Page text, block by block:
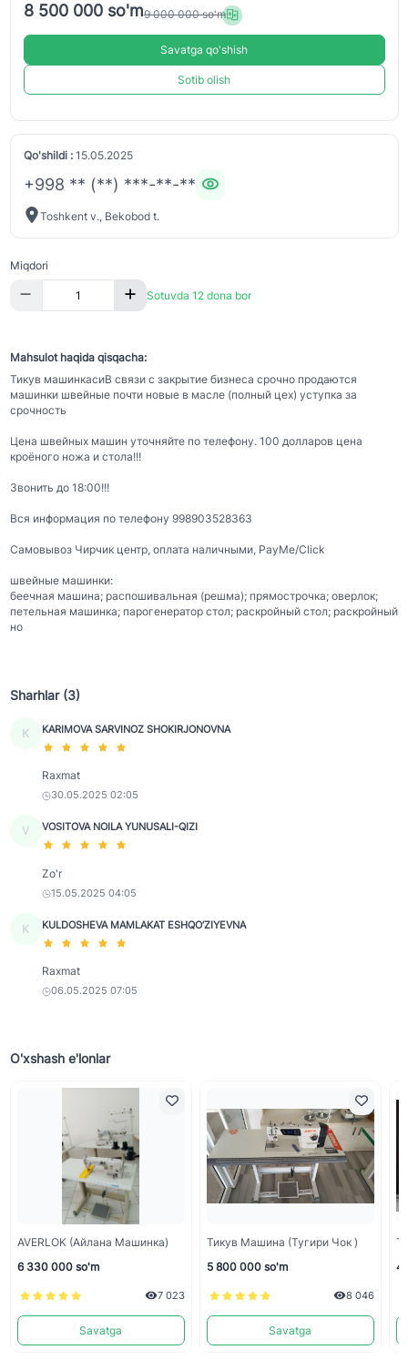
8 500 000 so'm9 000 000 so'm
Savatga qo'shish
Sotib olish
Qo'shildi :15.05.2025
+998 ** (**) ***-**-**
Toshkent v., Bekobod t.
Miqdori
Sotuvda 12 dona bor
Mahsulot haqida qisqacha:
Тикув машинкасиВ связи с закрытие бизнеса срочно продаются
машинки швейные почти новые в масле (полный цех) уступка за
срочность
Цена швейных машин уточняйте по телефону. 100 долларов цена
кроёного ножа и стола!!!
Звонить до 18:00!!!
Вся информация по телефону 998903528363
Самовывоз Чирчик центр, оплата наличными, PayMe/Click
швейные машинки:
беечная машина; распошивальная (решма); прямострочка; оверлок;
петельная машинка; парогенератор стол; раскройный стол; раскройный
но
Sharhlar (3)
K KARIMOVA SARVINOZ SHOKIRJONOVNA
Raxmat
30.05.2025 02:05
V VOSITOVA NOILA YUNUSALI-QIZI
Zo'r
15.05.2025 04:05
K KULDOSHEVA MAMLAKAT ESHQO‘ZIYEVNA
Raxmat
06.05.2025 07:05
O'xshash e'lonlar
AVERLOK (Айлана Машинка)
6 330 000 so'm
7 023
Savatga
Тикув Машина (тугири Чок )
5 800 000 so'm
8 046
Savatga
4